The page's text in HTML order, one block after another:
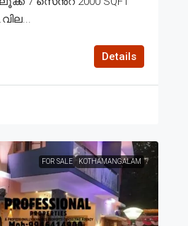
Details
FOR SALE KOTHAMANGALAM